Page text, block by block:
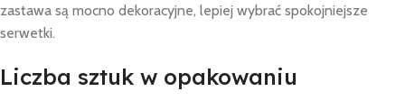
zastawa są mocno dekoracyjne, lepiej wybrać spokojniejsze
serwetki.
Liczba sztuk w opakowaniu